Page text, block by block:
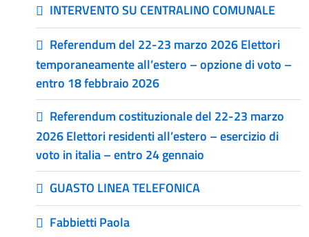
INTERVENTO SU CENTRALINO COMUNALE
Referendum del 22-23 marzo 2026 Elettori
temporaneamente all’estero – opzione di voto –
entro 18 febbraio 2026
Referendum costituzionale del 22-23 marzo
2026 Elettori residenti all’estero – esercizio di
voto in italia – entro 24 gennaio
GUASTO LINEA TELEFONICA
Fabbietti Paola